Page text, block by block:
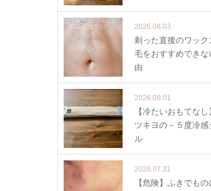
2026.08.03
剃った直後のワック
毛をおすすめできな
由
2026.08.01
【冷たいおもてなし
ツキヨの－５度冷感
ル
2026.07.31
【危険】ふきでもの